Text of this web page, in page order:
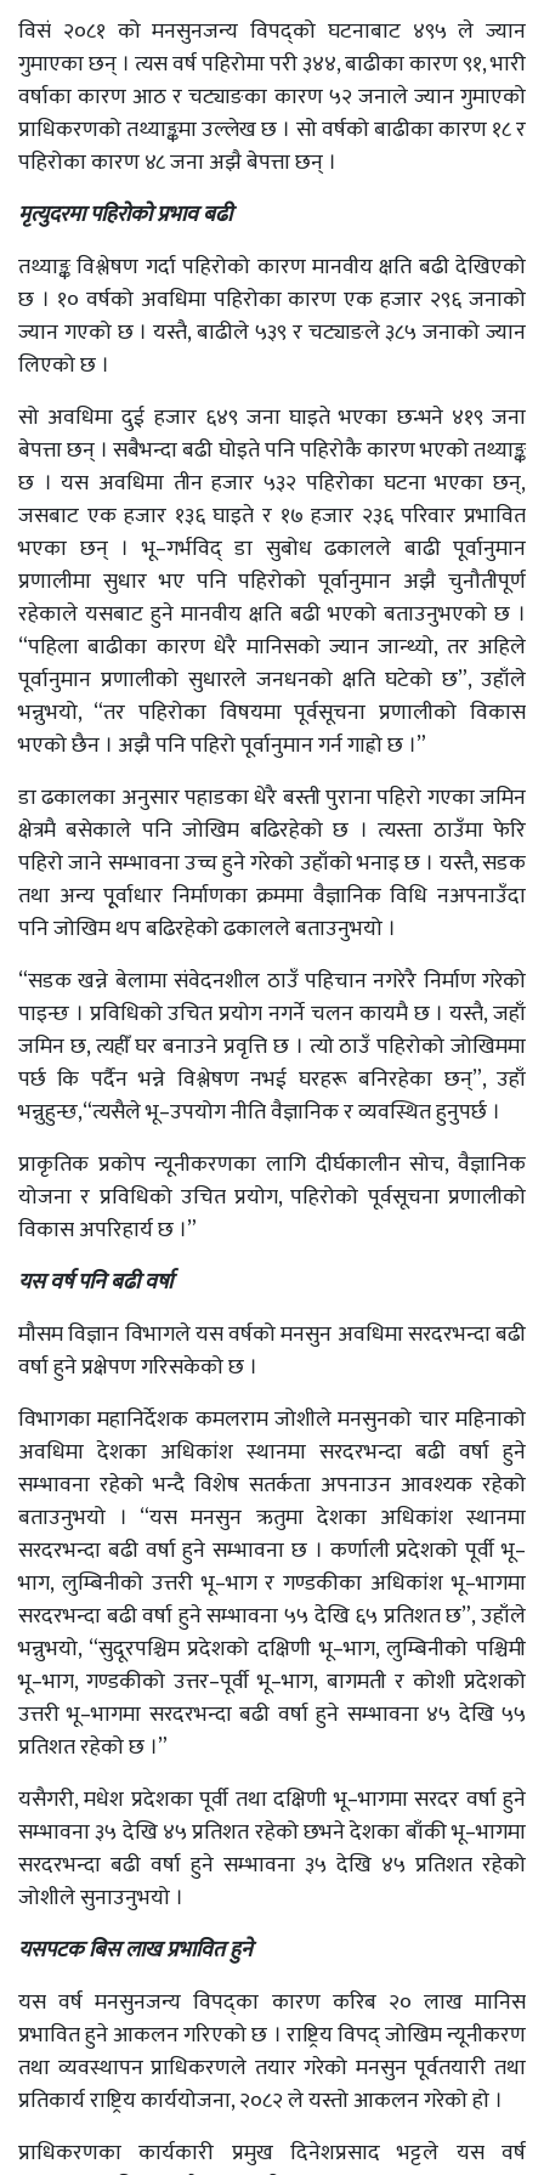
विसं २०८१ को मनसुनजन्य विपद्को घटनाबाट ४९५ ले ज्यान
गुमाएका छन् । त्यस वर्ष पहिरोमा परी ३४४, बाढीका कारण ९१, भारी
वर्षाका कारण आठ र चट्याङका कारण ५२ जनाले ज्यान गुमाएको
प्राधिकरणको तथ्याङ्कमा उल्लेख छ । सो वर्षको बाढीका कारण १८ र
पहिरोका कारण ४८ जना अझै बेपत्ता छन् ।
मृत्युदरमा पहिरोको प्रभाव बढी
तथ्याङ्क विश्लेषण गर्दा पहिरोको कारण मानवीय क्षति बढी देखिएको
छ । १० वर्षको अवधिमा पहिरोका कारण एक हजार २९६ जनाको
ज्यान गएको छ । यस्तै, बाढीले ५३९ र चट्याङले ३८५ जनाको ज्यान
लिएको छ ।
सो अवधिमा दुई हजार ६४९ जना घाइते भएका छन्भने ४१९ जना
बेपत्ता छन् । सबैभन्दा बढी घोइते पनि पहिरोकै कारण भएको तथ्याङ्क
छ । यस अवधिमा तीन हजार ५३२ पहिरोका घटना भएका छन्,
जसबाट एक हजार १३६ घाइते र १७ हजार २३६ परिवार प्रभावित
भएका छन् । भू–गर्भविद् डा सुबोध ढकालले बाढी पूर्वानुमान
प्रणालीमा सुधार भए पनि पहिरोको पूर्वानुमान अझै चुनौतीपूर्ण
रहेकाले यसबाट हुने मानवीय क्षति बढी भएको बताउनुभएको छ ।
“पहिला बाढीका कारण धेरै मानिसको ज्यान जान्थ्यो, तर अहिले
पूर्वानुमान प्रणालीको सुधारले जनधनको क्षति घटेको छ”, उहाँले
भन्नुभयो, “तर पहिरोका विषयमा पूर्वसूचना प्रणालीको विकास
भएको छैन । अझै पनि पहिरो पूर्वानुमान गर्न गाह्रो छ ।”
डा ढकालका अनुसार पहाडका धेरै बस्ती पुराना पहिरो गएका जमिन
क्षेत्रमै बसेकाले पनि जोखिम बढिरहेको छ । त्यस्ता ठाउँमा फेरि
पहिरो जाने सम्भावना उच्च हुने गरेको उहाँको भनाइ छ । यस्तै, सडक
तथा अन्य पूूर्वाधार निर्माणका क्रममा वैज्ञानिक विधि नअपनाउँदा
पनि जोखिम थप बढिरहेको ढकालले बताउनुभयो ।
“सडक खन्ने बेलामा संवेदनशील ठाउँ पहिचान नगरेरै निर्माण गरेको
पाइन्छ । प्रविधिको उचित प्रयोग नगर्ने चलन कायमै छ । यस्तै, जहाँ
जमिन छ, त्यहीँ घर बनाउने प्रवृत्ति छ । त्यो ठाउँ पहिरोको जोखिममा
पर्छ कि पर्दैन भन्ने विश्लेषण नभई घरहरू बनिरहेका छन्”, उहाँ
भन्नुहुन्छ,“त्यसैले भू–उपयोग नीति वैज्ञानिक र व्यवस्थित हुनुपर्छ ।
प्राकृतिक प्रकोप न्यूनीकरणका लागि दीर्घकालीन सोच, वैज्ञानिक
योजना र प्रविधिको उचित प्रयोग, पहिरोको पूर्वसूचना प्रणालीको
विकास अपरिहार्य छ ।”
यस वर्ष पनि बढी वर्षा
मौसम विज्ञान विभागले यस वर्षको मनसुन अवधिमा सरदरभन्दा बढी
वर्षा हुने प्रक्षेपण गरिसकेको छ ।
विभागका महानिर्देशक कमलराम जोशीले मनसुनको चार महिनाको
अवधिमा देशका अधिकांश स्थानमा सरदरभन्दा बढी वर्षा हुने
सम्भावना रहेको भन्दै विशेष सतर्कता अपनाउन आवश्यक रहेको
बताउनुभयो । “यस मनसुन ऋतुमा देशका अधिकांश स्थानमा
सरदरभन्दा बढी वर्षा हुने सम्भावना छ । कर्णाली प्रदेशको पूर्वी भू–
भाग, लुम्बिनीको उत्तरी भू–भाग र गण्डकीका अधिकांश भू–भागमा
सरदरभन्दा बढी वर्षा हुने सम्भावना ५५ देखि ६५ प्रतिशत छ”, उहाँले
भन्नुभयो, “सुदूरपश्चिम प्रदेशको दक्षिणी भू–भाग, लुम्बिनीको पश्चिमी
भू–भाग, गण्डकीको उत्तर–पूर्वी भू–भाग, बागमती र कोशी प्रदेशको
उत्तरी भू–भागमा सरदरभन्दा बढी वर्षा हुने सम्भावना ४५ देखि ५५
प्रतिशत रहेको छ ।”
यसैगरी, मधेश प्रदेशका पूर्वी तथा दक्षिणी भू–भागमा सरदर वर्षा हुने
सम्भावना ३५ देखि ४५ प्रतिशत रहेको छभने देशका बाँकी भू–भागमा
सरदरभन्दा बढी वर्षा हुने सम्भावना ३५ देखि ४५ प्रतिशत रहेको
जोशीले सुनाउनुभयो ।
यसपटक बिस लाख प्रभावित हुने
यस वर्ष मनसुनजन्य विपद्का कारण करिब २० लाख मानिस
प्रभावित हुने आकलन गरिएको छ । राष्ट्रिय विपद् जोखिम न्यूनीकरण
तथा व्यवस्थापन प्राधिकरणले तयार गरेको मनसुन पूर्वतयारी तथा
प्रतिकार्य राष्ट्रिय कार्ययोजना, २०८२ ले यस्तो आकलन गरेको हो ।
प्राधिकरणका कार्यकारी प्रमुख दिनेशप्रसाद भट्टले यस वर्ष